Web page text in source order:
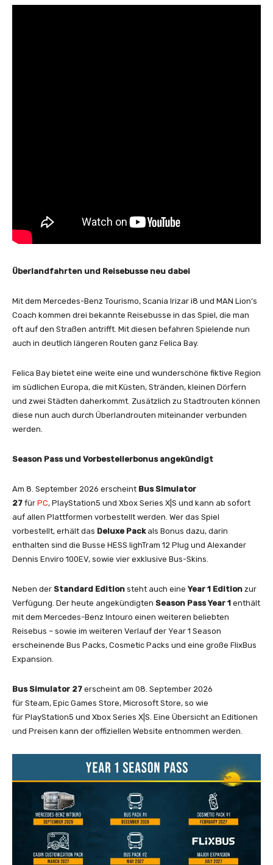
Überlandfahrten und Reisebusse neu dabei
Mit dem Mercedes-Benz Tourismo, Scania Irizar i8 und MAN Lion’s
Coach kommen drei bekannte Reisebusse in das Spiel, die man
oft auf den Straßen antrifft. Mit diesen befahren Spielende nun
auch in deutlich längeren Routen ganz Felica Bay.
Felica Bay bietet eine weite eine und wunderschöne fiktive Region
im südlichen Europa, die mit Küsten, Stränden, kleinen Dörfern
und zwei Städten daherkommt. Zusätzlich zu Stadtrouten können
diese nun auch durch Überlandrouten miteinander verbunden
werden.
Season Pass und Vorbestellerbonus angekündigt
Am 8. September 2026 erscheint Bus Simulator
27 für PC, PlayStation5 und Xbox Series X|S und kann ab sofort
auf allen Plattformen vorbestellt werden. Wer das Spiel
vorbestellt, erhält das Deluxe Packals Bonus dazu, darin
enthalten sind die Busse HESS lighTram 12 Plug und Alexander
Dennis Enviro 100EV, sowie vier exklusive Bus-Skins.
Neben der Standard Edition steht auch eine Year 1 Edition zur
Verfügung. Der heute angekündigten Season Pass Year 1 enthält
mit dem Mercedes-Benz Intouro einen weiteren beliebten
Reisebus – sowie im weiteren Verlauf der Year 1 Season
erscheinende Bus Packs, Cosmetic Packs und eine große FlixBus
Expansion.
Bus Simulator 27 erscheint am 08. September 2026
für Steam, Epic Games Store, Microsoft Store, so wie
für PlayStation5 und Xbox Series X|S. Eine Übersicht an Editionen
und Preisen kann der offiziellen Website entnommen werden.